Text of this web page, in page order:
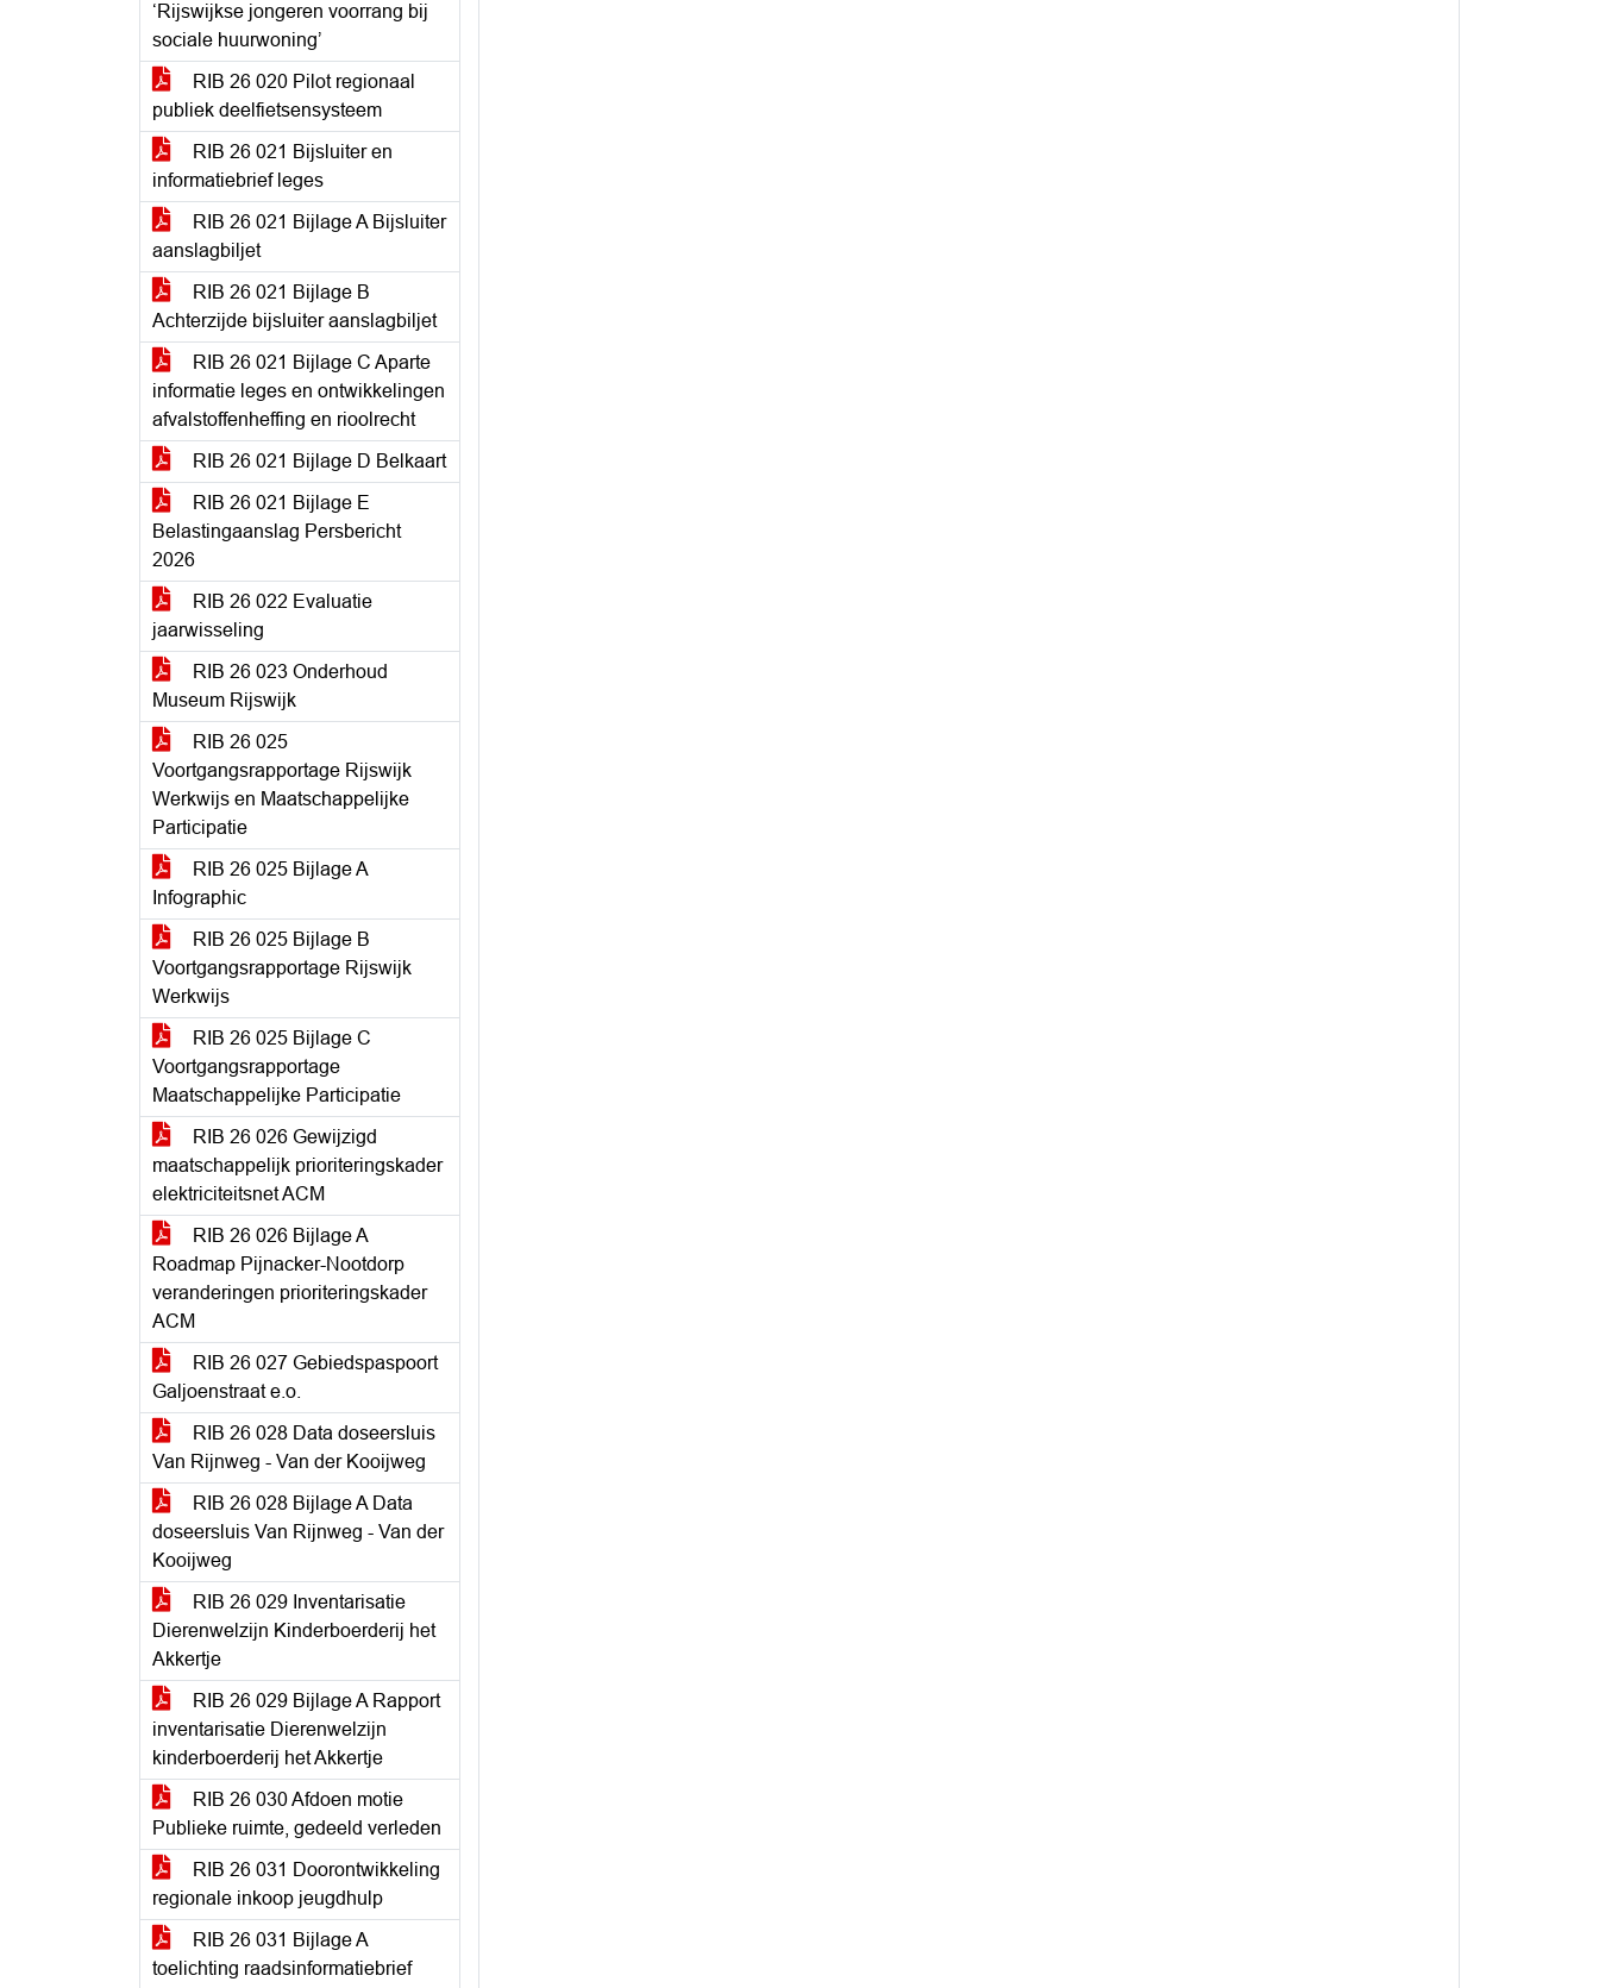
‘Rijswijkse jongeren voorrang bij
sociale huurwoning’
RIB 26 020 Pilot regionaal
publiek deelfietsensysteem
RIB 26 021 Bijsluiter en
informatiebrief leges
RIB 26 021 Bijlage A Bijsluiter
aanslagbiljet
RIB 26 021 Bijlage B
Achterzijde bijsluiter aanslagbiljet
RIB 26 021 Bijlage C Aparte
informatie leges en ontwikkelingen
afvalstoffenheffing en rioolrecht
RIB 26 021 Bijlage D Belkaart
RIB 26 021 Bijlage E
Belastingaanslag Persbericht
2026
RIB 26 022 Evaluatie
jaarwisseling
RIB 26 023 Onderhoud
Museum Rijswijk
RIB 26 025
Voortgangsrapportage Rijswijk
Werkwijs en Maatschappelijke
Participatie
RIB 26 025 Bijlage A
Infographic
RIB 26 025 Bijlage B
Voortgangsrapportage Rijswijk
Werkwijs
RIB 26 025 Bijlage C
Voortgangsrapportage
Maatschappelijke Participatie
RIB 26 026 Gewijzigd
maatschappelijk prioriteringskader
elektriciteitsnet ACM
RIB 26 026 Bijlage A
Roadmap Pijnacker-Nootdorp
veranderingen prioriteringskader
ACM
RIB 26 027 Gebiedspaspoort
Galjoenstraat e.o.
RIB 26 028 Data doseersluis
Van Rijnweg - Van der Kooijweg
RIB 26 028 Bijlage A Data
doseersluis Van Rijnweg - Van der
Kooijweg
RIB 26 029 Inventarisatie
Dierenwelzijn Kinderboerderij het
Akkertje
RIB 26 029 Bijlage A Rapport
inventarisatie Dierenwelzijn
kinderboerderij het Akkertje
RIB 26 030 Afdoen motie
Publieke ruimte, gedeeld verleden
RIB 26 031 Doorontwikkeling
regionale inkoop jeugdhulp
RIB 26 031 Bijlage A
toelichting raadsinformatiebrief